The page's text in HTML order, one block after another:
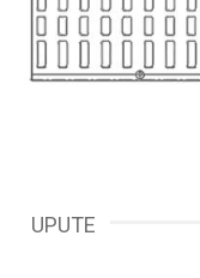
UPUTE